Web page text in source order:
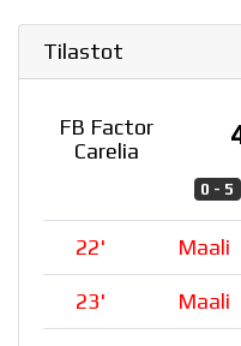
Tilastot
FB Factor
Carelia
0 - 5
22' Maali
23' Maali